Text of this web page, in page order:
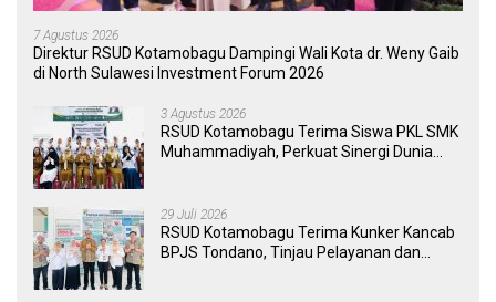
7 Agustus 2026
Direktur RSUD Kotamobagu Dampingi Wali Kota dr. Weny Gaib
di North Sulawesi Investment Forum 2026
3 Agustus 2026
RSUD Kotamobagu Terima Siswa PKL SMK
Muhammadiyah, Perkuat Sinergi Dunia
29 Juli 2026
RSUD Kotamobagu Terima Kunker Kancab
BPJS Tondano, Tinjau Pelayanan dan